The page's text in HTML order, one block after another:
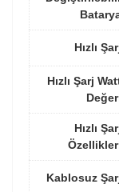
Hızlı
Hızlı Şarj
Hızlı
Kablosuz